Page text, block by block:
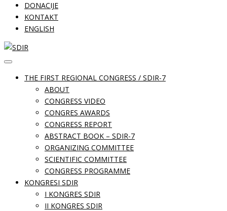
DONACIJE
KONTAKT
ENGLISH
THE FIRST REGIONAL CONGRESS / SDIR-7
ABOUT
CONGRESS VIDEO
CONGRES AWARDS
CONGRESS REPORT
ABSTRACT BOOK – SDIR-7
ORGANIZING COMMITTEE
SCIENTIFIC COMMITTEE
CONGRESS PROGRAMME
KONGRESI SDIR
I KONGRES SDIR
II KONGRES SDIR